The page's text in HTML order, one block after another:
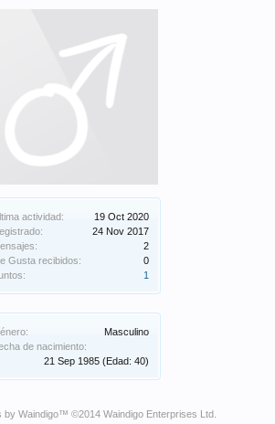
actividad:
19 Oct 2020
24 Nov 2017
2
Gusta recibidos:
0
1
Masculino
de nacimiento:
21 Sep 1985 (Edad: 40)
by Waindigo™ ©2014 Waindigo Enterprises Ltd